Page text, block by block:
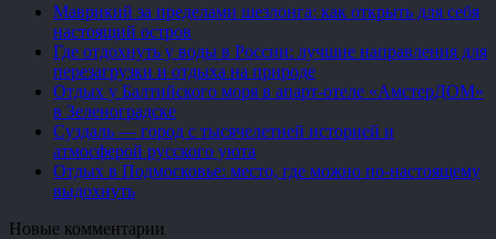
Маврикий за пределами шезлонга: как открыть для себя
настоящий остров
Где отдохнуть у воды в России: лучшие направления для
перезагрузки и отдыха на природе
Отдых у Балтийского моря в апарт-отеле «АмстерДОМ»
в Зеленоградске
Суздаль — город с тысячелетней историей и
атмосферой русского уюта
Отдых в Подмосковье: место, где можно по-настоящему
выдохнуть
Новые комментарии